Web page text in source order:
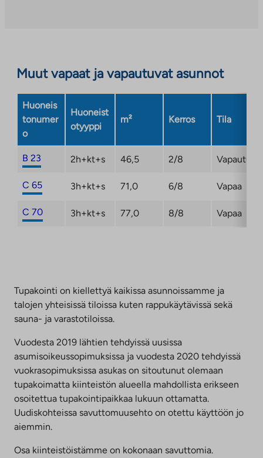
Muut vapaat ja vapautuvat asunnot
Huoneis
tonumer
o
Huoneist
otyyppi
m² Kerros Tila
B 23 2h+kt+s 46,5 2/8
C 65 3h+kt+s 71,0 6/8 Vapaa
C 70 3h+kt+s 77,0 8/8 Vapaa
Tupakointi on kiellettyä kaikissa asunnoissamme ja
talojen yhteisissä tiloissa kuten rappukäytävissä sekä
sauna- ja varastotiloissa.
Vuodesta 2019 lähtien tehdyissä uusissa
asumisoikeussopimuksissa ja vuodesta 2020 tehdyissä
vuokrasopimuksissa asukas on sitoutunut olemaan
tupakoimatta kiinteistön alueella mahdollista erikseen
osoitettua tupakointipaikkaa lukuun ottamatta.
Uudiskohteissa savuttomuusehto on otettu käyttöön jo
aiemmin.
Osa kiinteistöistämme on kokonaan savuttomia.